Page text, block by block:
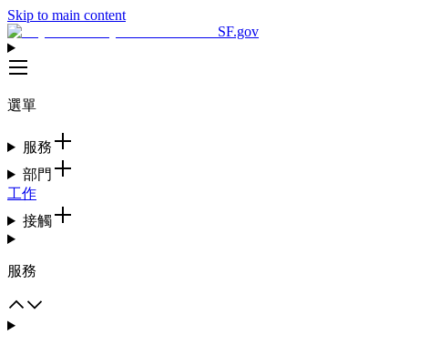
Skip to main content
SF.gov
選單
服務
部門
工作
接觸
服務